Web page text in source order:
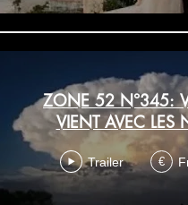
ZONE 52 N°345:
VIENT AVEC LES
Trailer €